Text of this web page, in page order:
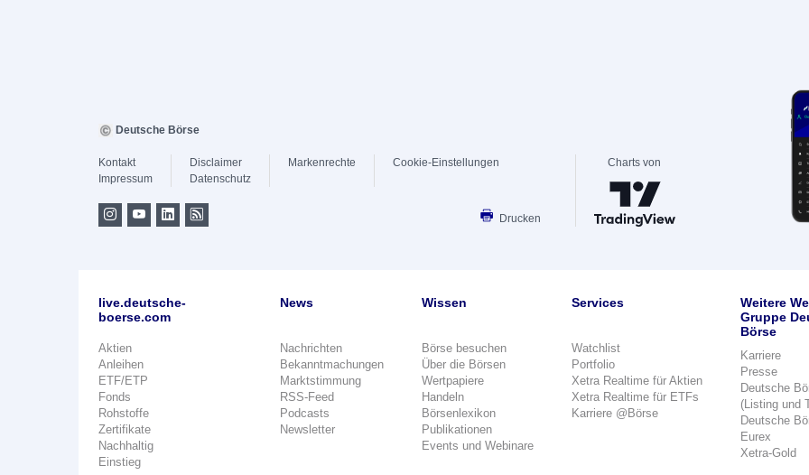
Deutsche Börse
Kontakt
Impressum
Disclaimer
Datenschutz
Markenrechte Cookie-Einstellungen
Drucken
Charts von
live.deutsche-
boerse.com
Aktien
Anleihen
ETF/ETP
Fonds
Rohstoffe
Zertifikate
Nachhaltig
Einstieg
News
Nachrichten
Bekanntmachungen
Marktstimmung
RSS-Feed
Podcasts
Newsletter
Wissen
Börse besuchen
Über die Börsen
Wertpapiere
Handeln
Börsenlexikon
Publikationen
Events und Webinare
Services
Watchlist
Portfolio
Xetra Realtime für Aktien
Xetra Realtime für ETFs
Karriere @Börse
Weitere
Gruppe
Börse
Karriere
Presse
Deutsche
(Listing und
Deutsche
Eurex
Xetra-Gold